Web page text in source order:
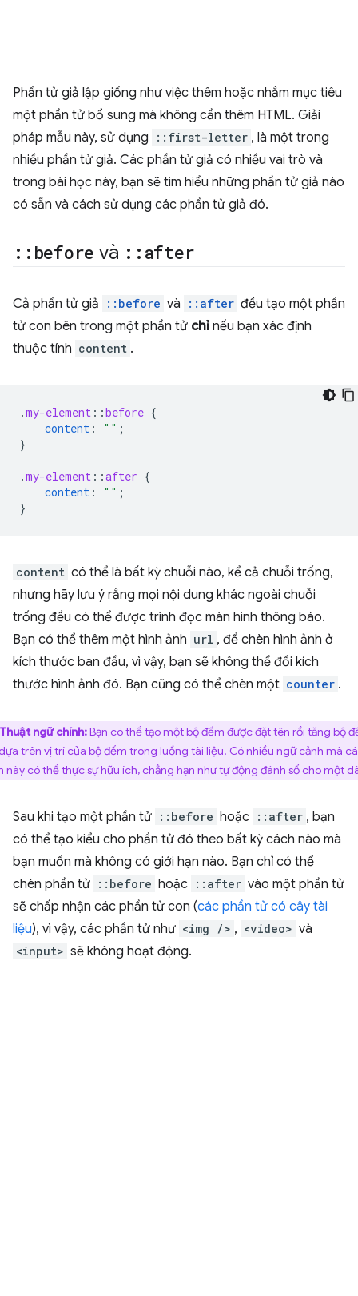
Phần tử giả lập giống như việc thêm hoặc nhắm mục tiêu
một phần tử bổ sung mà không cần thêm HTML. Giải
pháp mẫu này, sử dụng
::first-letter , là một trong
nhiều phần tử giả. Các phần tử giả có nhiều vai trò và
trong bài học này, bạn sẽ tìm hiểu những phần tử giả nào
có sẵn và cách sử dụng các phần tử giả đó.
:: before và :: after
Cả phần tử giả ::before và ::after đều tạo một phần
tử con bên trong một phần tử chỉ nếu bạn xác định
thuộc tính content .
.my-element ::before {
content : "" ;
}
.my-element ::after {
content : "" ;
}
content có thể là bất kỳ chuỗi nào, kể cả chuỗi trống,
nhưng hãy lưu ý rằng mọi nội dung khác ngoài chuỗi
trống đều có thể được trình đọc màn hình thông báo.
Bạn có thể thêm một hình ảnh url , để chèn hình ảnh ở
kích thước ban đầu, vì vậy, bạn sẽ không thể đổi kích
thước hình ảnh đó. Bạn cũng có thể chèn một counter .
Thuật ngữ chính:Bạn có thể tạo một bộ đếm được đặt tên rồi tăng bộ
trên vị trí của bộ đếm trong luồng tài liệu. Có nhiều ngữ cảnh mà
này có thể thực sự hữu ích, chẳng hạn như tự động đánh số cho một
Sau khi tạo một phần tử ::before hoặc ::after , bạn
có thể tạo kiểu cho phần tử đó theo bất kỳ cách nào mà
bạn muốn mà không có giới hạn nào. Bạn chỉ có thể
chèn phần tử ::before hoặc ::after vào một phần tử
sẽ chấp nhận các phần tử con (các phần tử có cây tài
liệu), vì vậy, các phần tử như <img /> , <video> và
<input> sẽ không hoạt động.